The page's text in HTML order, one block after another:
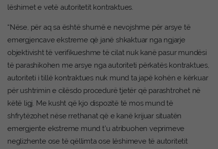
lëshimet e vetë autoritetit kontraktues.
“Nëse, për aq sa është shumë e nevojshme për arsye të
emergjencave ekstreme që janë shkaktuar nga ngjarje
objektivisht të verifikueshme të cilat nuk kanë pasur mundësi
të parashikohen me arsye nga autoriteti përkatës kontraktues,
autoriteti i tillë kontraktues nuk mund ta japë kohën e kërkuar
për ushtrimin e cilësdo procedurë tjetër që parashtrohet në
këtë ligj. Me kusht që kjo dispozitë të mos mund të
shfrytëzohet nëse rrethanat që e kanë krijuar situatën
emergjente ekstreme mund t’u atribuohen veprimeve
neglizhente ose të qëllimta ose lëshimeve të autoritetit